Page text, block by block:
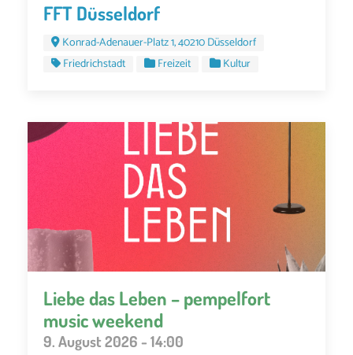
FFT Düsseldorf
Konrad-Adenauer-Platz 1, 40210 Düsseldorf
Friedrichstadt
Freizeit Kultur
Liebe das Leben – pempelfort
music weekend
9. August 2026 - 14:00